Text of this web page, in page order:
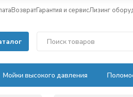
ВозвратГарантия и сервисЛизинг
Мойки высокого давления